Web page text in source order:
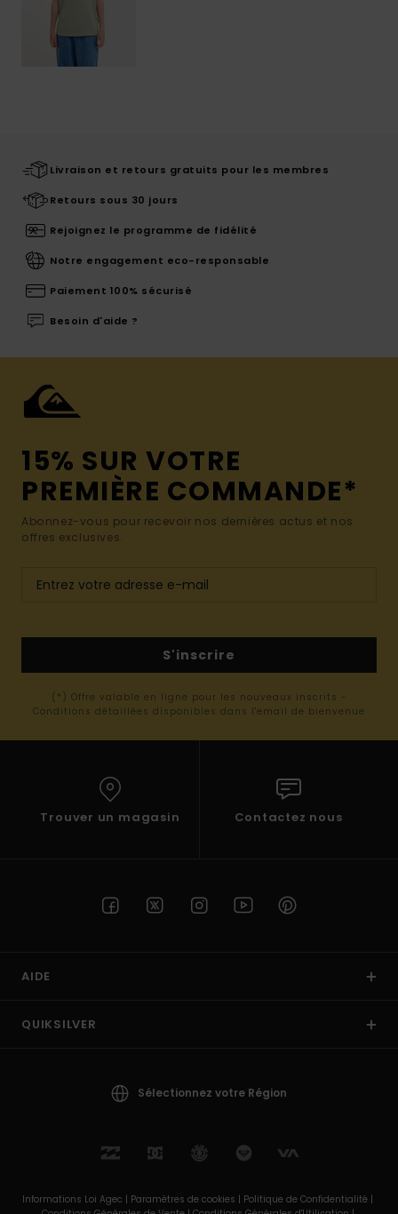
Livraison et retours gratuits pour les membres
Retours sous 30 jours
Rejoignez le programme de fidélité
Notre engagement eco-responsable
Paiement 100% sécurisé
Besoin d'aide ?
15% SUR VOTRE
PREMIÈRE COMMANDE*
Abonnez-vous pour recevoir nos dernières actus et nos
offres exclusives.
S'inscrire
(*) Offre valable en ligne pour les nouveaux inscrits -
Conditions détaillées disponibles dans l'email de bienvenue
Trouver un magasin Contactez nous
AIDE
QUIKSILVER
Sélectionnez votre Région
Informations Loi Agec | Paramètres de cookies | Politique de Confidentialité |